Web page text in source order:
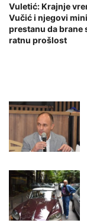
Vuletić: Krajnje
Vučić i njegovi
prestanu da brane
ratnu prošlost